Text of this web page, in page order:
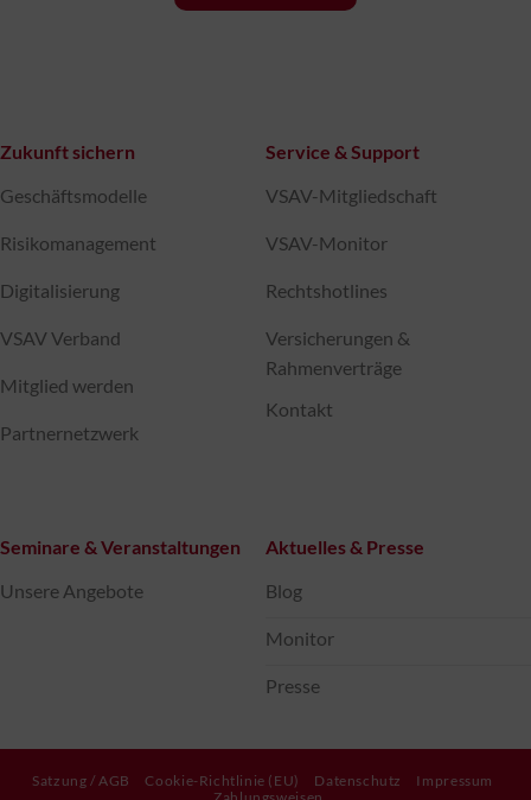
Zukunft sichern
Geschäftsmodelle
Risikomanagement
Digitalisierung
VSAV Verband
Mitglied werden
Partnernetzwerk
Service & Support
VSAV-Mitgliedschaft
VSAV-Monitor
Rechtshotlines
Versicherungen &
Rahmenverträge
Kontakt
Seminare & Veranstaltungen
Unsere Angebote
Aktuelles & Presse
Blog
Monitor
Presse
Satzung / AGB Cookie-Richtlinie (EU) Datenschutz
Impressum